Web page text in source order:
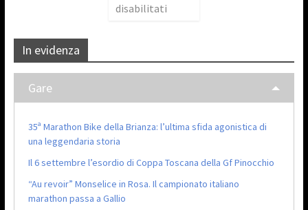
disabilitati
In evidenza
Gare
35ª Marathon Bike della Brianza: l’ultima sfida agonistica di
una leggendaria storia
Il 6 settembre l’esordio di Coppa Toscana della Gf Pinocchio
“Au revoir” Monselice in Rosa. Il campionato italiano
marathon passa a Gallio